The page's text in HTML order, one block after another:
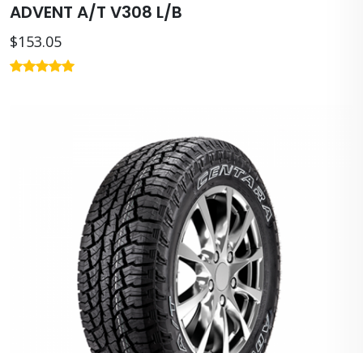
ADVENT A/T V308 L/B
$153.05